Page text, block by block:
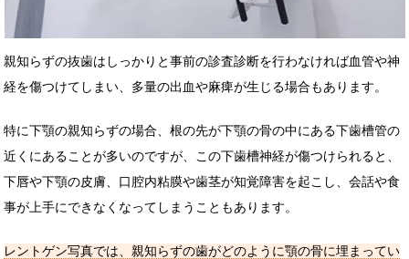
親知らずの抜歯はしっかりと事前の診査診断を行わなければ血管や神
経を傷つけてしまい、多量の出血や麻痺が生じる場合もあります。
特に下顎の親知らずの場合、根の先が下顎の骨の中にある下歯槽管の
近くにあることが多いのですが、この下歯槽神経が傷つけられると、
下唇や下顎の皮膚、口腔内粘膜や歯茎が知覚障害を起こし、会話や食
事が上手にできなくなってしまうこともあります。
レントゲン写真では、親知らずの歯がどのように顎の骨に埋まってい